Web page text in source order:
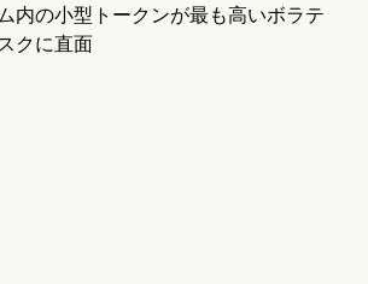
内の小型トークンが最も高いボラテ
クに直面